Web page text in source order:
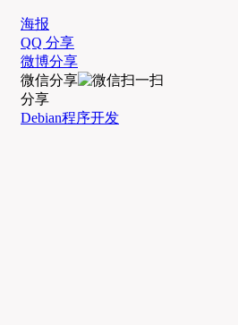
海报
QQ 分享
微博分享
微信分享
分享
Debian程序开发